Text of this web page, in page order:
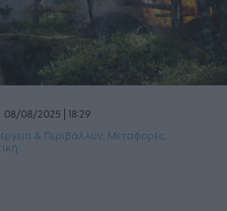
08/08/2025 | 18:29
& Περιβάλλον Μεταφορές,